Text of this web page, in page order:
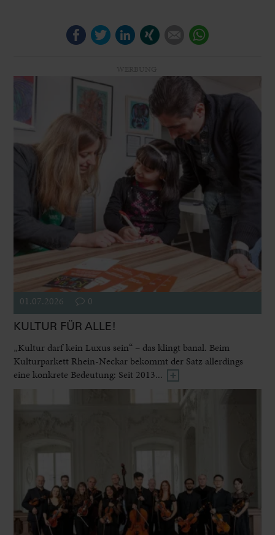
FacebookTwitterLinkedIn E-mail
01.07.2026 0
KULTUR FÜR ALLE!
„Kultur darf kein Luxus sein“ – das klingt banal. Beim
Kulturparkett Rhein-Neckar bekommt der Satz allerdings
eine konkrete Bedeutung: Seit 2013...